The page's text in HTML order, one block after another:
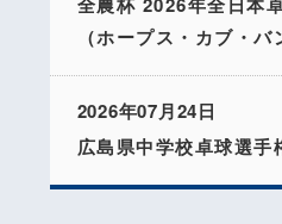
（ホープス・カブ・
2026年07月24日
広島県中学校卓球選手